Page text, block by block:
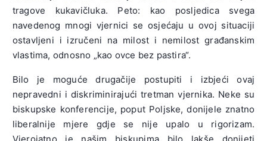
tragove kukavičluka. Peto: kao posljedica svega
navedenog mnogi vjernici se osjećaju u ovoj situaciji
ostavljeni i izručeni na milost i nemilost građanskim
vlastima, odnosno „kao ovce bez pastira“.
Bilo je moguće drugačije postupiti i izbjeći ovaj
nepravedni i diskriminirajući tretman vjernika. Neke su
biskupske konferencije, poput Poljske, donijele znatno
liberalnije mjere gdje se nije upalo u rigorizam.